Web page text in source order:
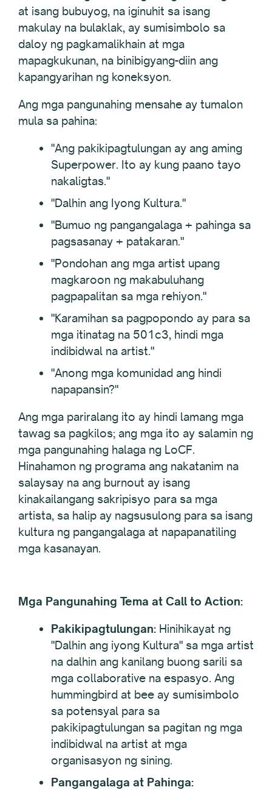
at isang bubuyog, na iginuhit sa isang
makulay na bulaklak, ay sumisimbolo sa
daloy ng pagkamalikhain at mga
mapagkukunan, na binibigyang-diin ang
kapangyarihan ng koneksyon.
Ang mga pangunahing mensahe ay tumalon
mula sa pahina:
"Ang pakikipagtulungan ay ang aming
Superpower. Ito ay kung paano tayo
nakaligtas."
"Dalhin ang Iyong Kultura."
"Bumuo ng pangangalaga + pahinga sa
pagsasanay + patakaran."
"Pondohan ang mga artist upang
magkaroon ng makabuluhang
pagpapalitan sa mga rehiyon."
"Karamihan sa pagpopondo ay para sa
mga itinatag na 501c3, hindi mga
indibidwal na artist."
"Anong mga komunidad ang hindi
napapansin?"
Ang mga pariralang ito ay hindi lamang mga
tawag sa pagkilos; ang mga ito ay salamin ng
mga pangunahing halaga ng LoCF.
Hinahamon ng programa ang nakatanim na
salaysay na ang burnout ay isang
kinakailangang sakripisyo para sa mga
artista, sa halip ay nagsusulong para sa isang
kultura ng pangangalaga at napapanatiling
mga kasanayan.
Mga Pangunahing Tema at Call to Action:
Pakikipagtulungan: Hinihikayat ng
"Dalhin ang iyong Kultura" sa mga artist
na dalhin ang kanilang buong sarili sa
mga collaborative na espasyo. Ang
hummingbird at bee ay sumisimbolo
sa potensyal para sa
pakikipagtulungan sa pagitan ng mga
indibidwal na artist at mga
organisasyon ng sining.
Pangangalaga at Pahinga: